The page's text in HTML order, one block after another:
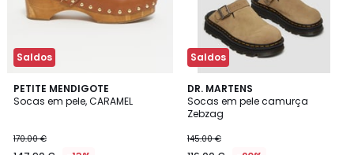
Saldos
PETITE MENDIGOTE
Socas em pele, CARAMEL
170.00 €
Saldos
DR. MARTENS
Socas em pele camurça
Zebzag
145.00 €
5
/
5